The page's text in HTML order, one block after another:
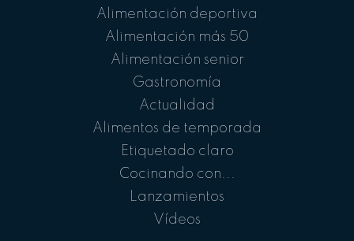
Alimentación deportiva
Alimentación más 50
Alimentación senior
Gastronomía
Actualidad
Alimentos de temporada
Etiquetado claro
Cocinando con...
Lanzamientos
Vídeos